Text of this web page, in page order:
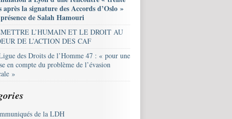
après la signature des Accords d’Oslo »
de Salah Hamouri
L’HUMAIN ET LE DROIT AU
DE L’ACTION DES CAF
des Droits de l’Homme 47 : « pour une
en compte du problème de l’évasion
»
de la LDH